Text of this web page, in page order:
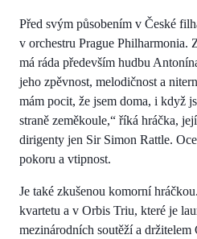
Před svým působením v České
v orchestru Prague Philharmonia.
má ráda především hudbu
jeho zpěvnost, melodičnost a
mám pocit, že jsem doma, i když
straně zeměkoule,“ říká hráčka,
dirigenty jen Sir Simon Rattle.
pokoru a vtipnost.
Je také zkušenou komorní
kvartetu a v Orbis Triu, které je
mezinárodních soutěží a držitelem